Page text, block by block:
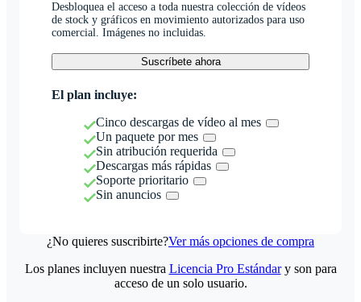
Desbloquea el acceso a toda nuestra colección de vídeos
de stock y gráficos en movimiento autorizados para uso
comercial. Imágenes no incluidas.
Suscríbete ahora
El plan incluye:
Cinco descargas de vídeo al mes
Un paquete por mes
Sin atribución requerida
Descargas más rápidas
Soporte prioritario
Sin anuncios
¿No quieres suscribirte?Ver más opciones de compra
Los planes incluyen nuestra Licencia Pro Estándary son para
acceso de un solo usuario.